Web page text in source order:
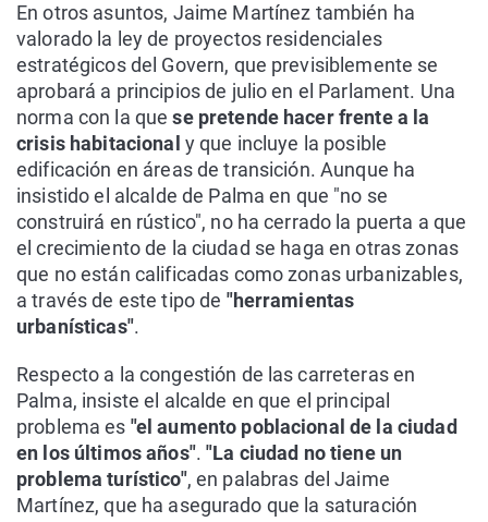
En otros asuntos, Jaime Martínez también ha
valorado la ley de proyectos residenciales
estratégicos del Govern, que previsiblemente se
aprobará a principios de julio en el Parlament. Una
norma con la quese pretende hacer frente a la
crisis habitacional y que incluye la posible
edificación en áreas de transición. Aunque ha
insistido el alcalde de Palma en que "no se
construirá en rústico", no ha cerrado la puerta a que
el crecimiento de la ciudad se haga en otras zonas
que no están calificadas como zonas urbanizables,
a través de este tipo de "herramientas
urbanísticas".
Respecto a la congestión de las carreteras en
Palma, insiste el alcalde en que el principal
problema es "el aumento poblacional de la ciudad
en los últimos años"."La ciudad no tiene un
problema turístico", en palabras del Jaime
Martínez, que ha asegurado que la saturación